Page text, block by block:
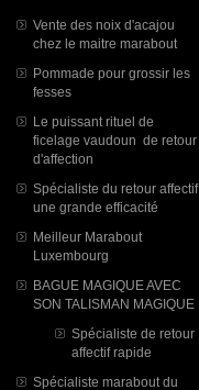
Vente des noix d'acajou
chez le maitre marabout
Pommade pour grossir les
fesses
Le puissant rituel de
ficelage vaudoun de retour
d'affection
Spécialiste du retour affectif
une grande efficacité
Meilleur Marabout
Luxembourg
BAGUE MAGIQUE AVEC
SON TALISMAN MAGIQUE
Spécialiste de retour
affectif rapide
Spécialiste marabout du